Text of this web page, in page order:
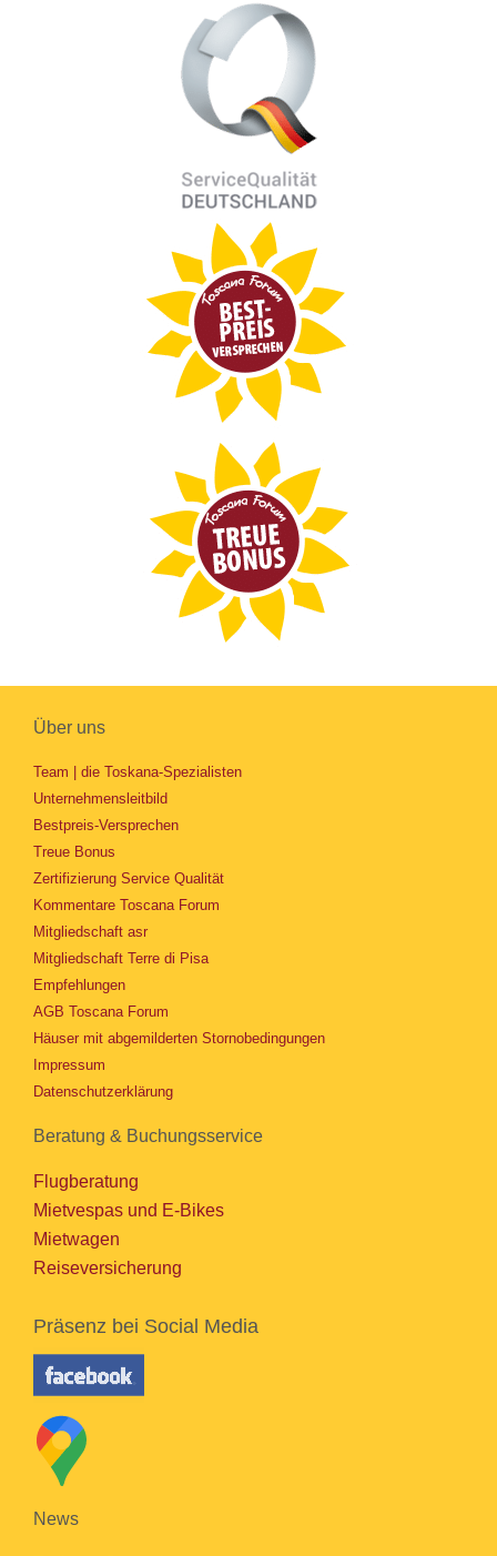
Über uns
Team | die Toskana-Spezialisten
Unternehmensleitbild
Bestpreis-Versprechen
Treue Bonus
Zertifizierung Service Qualität
Kommentare Toscana Forum
Mitgliedschaft asr
Mitgliedschaft Terre di Pisa
Empfehlungen
AGB Toscana Forum
Häuser mit abgemilderten Stornobedingungen
Impressum
Datenschutzerklärung
Beratung & Buchungsservice
Flugberatung
Mietvespas und E-Bikes
Mietwagen
Reiseversicherung
Präsenz bei Social Media
News